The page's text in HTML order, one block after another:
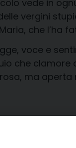
vede in
vergini
che l’ha
voce e
che
ma aperta